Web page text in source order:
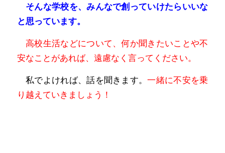
そんな学校を、みんなで創っていけたらいいな
と思っています。
高校生活などについて、何か聞きたいことや不
安なことがあれば、遠慮なく言ってください。
私でよければ、話を聞きます。一緒に不安を乗
り越えていきましょう！